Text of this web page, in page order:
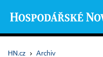
HN.cz › Archiv